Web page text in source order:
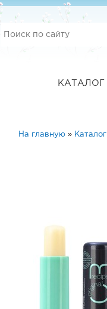
КАТАЛОГ
На главную » Каталог